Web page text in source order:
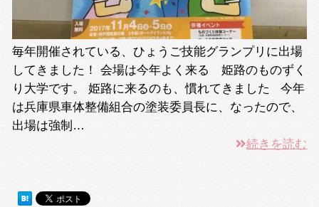
毎年開催されている、ひょうご技能グランプリに出場
してきました！ 会場は今年よく来る 姫路のものずく
り大学です。 姫路に来るのも、慣れてきました 今年
は兵庫県車体整備組合の塗装委員長に、なったので、
出場は強制…
続きを読む